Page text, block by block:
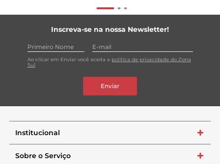
Inscreva-se na nossa Newsletter!
Ao clicar em Enviar você aceita a política de privacidade do Zona
Sul
Enviar
Institucional +
Sobre o Serviço +